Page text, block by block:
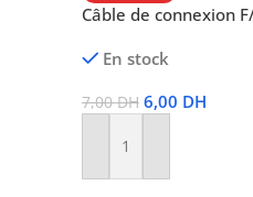
Câble de connexion
En stock
7,00DH 6,00 DH
Ajouter Au Panier